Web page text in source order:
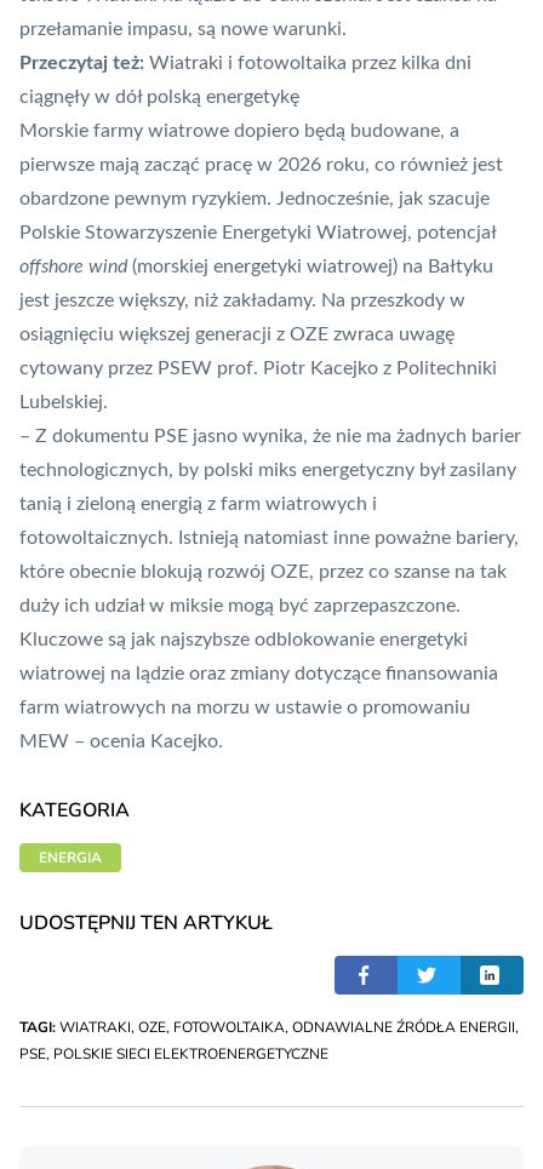
przełamanie impasu, są nowe warunki.
Przeczytaj też: Wiatraki i fotowoltaika przez kilka dni
ciągnęły w dół polską energetykę
Morskie farmy wiatrowe dopiero będą budowane, a
pierwsze mają zacząć pracę w 2026 roku, co również jest
obardzone pewnym ryzykiem. Jednocześnie, jak szacuje
Polskie Stowarzyszenie Energetyki Wiatrowej, potencjał
offshore wind(morskiej energetyki wiatrowej) na Bałtyku
jest jeszcze większy, niż zakładamy. Na przeszkody w
osiągnięciu większej generacji z OZE zwraca uwagę
cytowany przez PSEW prof. Piotr Kacejko z Politechniki
Lubelskiej.
– Z dokumentu PSE jasno wynika, że nie ma żadnych barier
technologicznych, by polski miks energetyczny był zasilany
tanią i zieloną energią z farm wiatrowych i
fotowoltaicznych. Istnieją natomiast inne poważne bariery,
które obecnie blokują rozwój OZE, przez co szanse na tak
duży ich udział w miksie mogą być zaprzepaszczone.
Kluczowe są jak najszybsze odblokowanie energetyki
wiatrowej na lądzie oraz zmiany dotyczące finansowania
farm wiatrowych na morzu w ustawie o promowaniu
MEW – ocenia Kacejko.
KATEGORIA
ENERGIA
UDOSTĘPNIJ TEN ARTYKUŁ
TAGI:WIATRAKI, OZE, FOTOWOLTAIKA, ODNAWIALNE ŹRÓDŁA ENERGII,
PSE, POLSKIE SIECI ELEKTROENERGETYCZNE